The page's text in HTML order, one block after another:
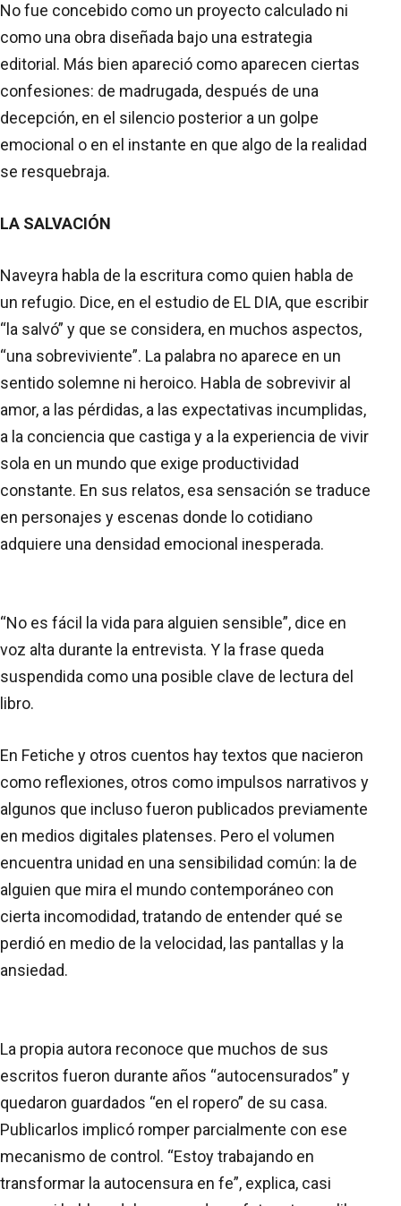
No fue concebido como un proyecto calculado ni
como una obra diseñada bajo una estrategia
editorial. Más bien apareció como aparecen ciertas
confesiones: de madrugada, después de una
decepción, en el silencio posterior a un golpe
emocional o en el instante en que algo de la realidad
se resquebraja.
LA SALVACIÓN
Naveyra habla de la escritura como quien habla de
un refugio. Dice, en el estudio de EL DIA, que escribir
“la salvó” y que se considera, en muchos aspectos,
“una sobreviviente”. La palabra no aparece en un
sentido solemne ni heroico. Habla de sobrevivir al
amor, a las pérdidas, a las expectativas incumplidas,
a la conciencia que castiga y a la experiencia de vivir
sola en un mundo que exige productividad
constante. En sus relatos, esa sensación se traduce
en personajes y escenas donde lo cotidiano
adquiere una densidad emocional inesperada.
“No es fácil la vida para alguien sensible”, dice en
voz alta durante la entrevista. Y la frase queda
suspendida como una posible clave de lectura del
libro.
En Fetiche y otros cuentos hay textos que nacieron
como reflexiones, otros como impulsos narrativos y
algunos que incluso fueron publicados previamente
en medios digitales platenses. Pero el volumen
encuentra unidad en una sensibilidad común: la de
alguien que mira el mundo contemporáneo con
cierta incomodidad, tratando de entender qué se
perdió en medio de la velocidad, las pantallas y la
ansiedad.
La propia autora reconoce que muchos de sus
escritos fueron durante años “autocensurados” y
quedaron guardados “en el ropero” de su casa.
Publicarlos implicó romper parcialmente con ese
mecanismo de control. “Estoy trabajando en
transformar la autocensura en fe”, explica, casi